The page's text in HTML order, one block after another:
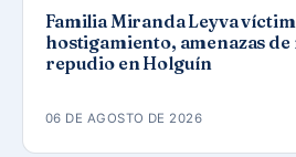
Familia Miranda Leyva
hostigamiento, amenazas de
repudio en Holguín
06 DE AGOSTO DE 2026